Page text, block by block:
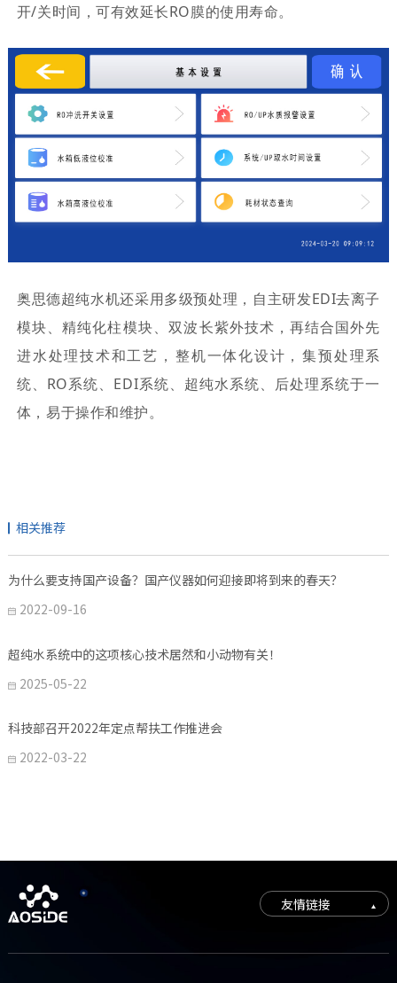
开/关时间，可有效延长RO膜的使用寿命。
奥思德超纯水机还采用多级预处理，自主研发EDI去离子
模块、精纯化柱模块、‌双波长紫外技术，再结合国外先
进水处理技术和工艺，‌整机一体化设计，‌集预处理系
统、‌RO系统、EDI系统、‌超纯水系统、‌后处理系统于一
体，‌易于操作和维护。
相关推荐
为什么要支持国产设备？国产仪器如何迎接即将到来的春天？
 2022-09-16
超纯水系统中的这项核心技术居然和小动物有关！
 2025-05-22
科技部召开2022年定点帮扶工作推进会
 2022-03-22
友情链接